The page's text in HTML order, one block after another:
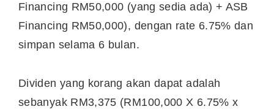
Financing RM50,000 (yang sedia ada) + ASB
Financing RM50,000), dengan rate 6.75% dan
simpan selama 6 bulan.
Dividen yang korang akan dapat adalah
sebanyak RM3,375 (RM100,000 X 6.75% x